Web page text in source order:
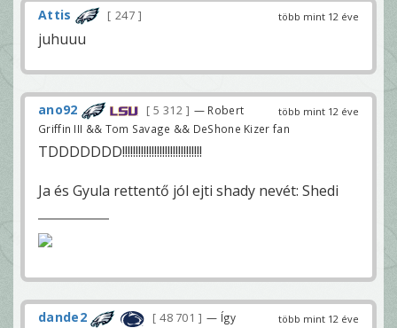
több mint 12 éve
Attis 247
juhuuu
több mint 12 éve
ano92 5 312
— Robert
Griffin III && Tom Savage && DeShone Kizer fan
TDDDDDDD!!!!!!!!!!!!!!!!!!!!!!!!!!!!!!
Ja és Gyula rettentő jól ejti shady nevét: Shedi
több mint 12 éve
dande2 48 701
— Így